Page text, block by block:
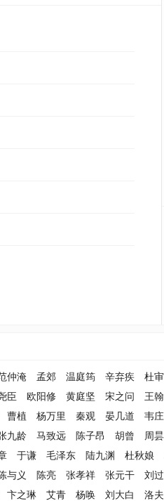
仲淹 孟郊 温庭筠 辛弃疾 杜
臣 欧阳修 黄庭坚 宋之问 王翰
曹植 杨万里 秦观 晏几道 韦庄
九龄 马致远 陈子昂 胡曾 周昙
于谦 毛泽东 陆九渊 杜秋娘
与义 陈亮 张孝祥 张元干 刘过
卞之琳 艾青 杨唤 刘大白 洛夫